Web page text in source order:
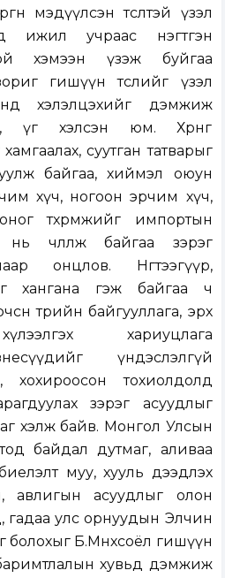
мэдүүлсэн төсөлтэй үзэл
ижил учраас нэгтгэн
хэмээн үзэж буйгаа
гишүүн төслийг үзэл
хэлэлцэхийг дэмжиж
үг хэлсэн юм. Хөрөнгө
суутган татварыг
байгаа, хиймэл оюун
хүч, ногоон эрчим хүч,
төхөөрөмжийг импортын
чөлөөлж байгаа зэрэг
онцлов. Нөгөөтээгүүр,
хангана гэж байгаа ч
төрийн байгууллага, эрх
хариуцлага
үндэслэлгүй
хохироосон тохиолдолд
зэрэг асуудлыг
хэлж байв. Монгол Улсын
байдал дутмаг, аливаа
муу, хууль дээдлэх
авлигын асуудлыг олон
гадаа улс орнуудын Элчин
болохыг Б.Мөнхсоёл гишүүн
баримтлалын хувьд дэмжиж